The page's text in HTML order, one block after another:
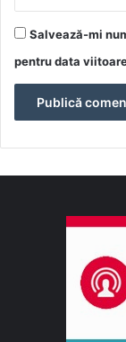
Salvează-mi
pentru data